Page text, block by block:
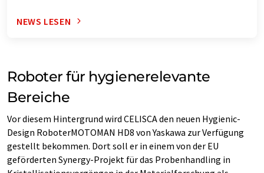
NEWS LESEN
Roboter für hygienerelevante
Bereiche
Vor diesem Hintergrund wird CELISCA den neuen Hygienic-
Design RoboterMOTOMAN HD8 von Yaskawa zur Verfügung
gestellt bekommen. Dort soll er in einem von der EU
geförderten Synergy-Projekt für das Probenhandling in